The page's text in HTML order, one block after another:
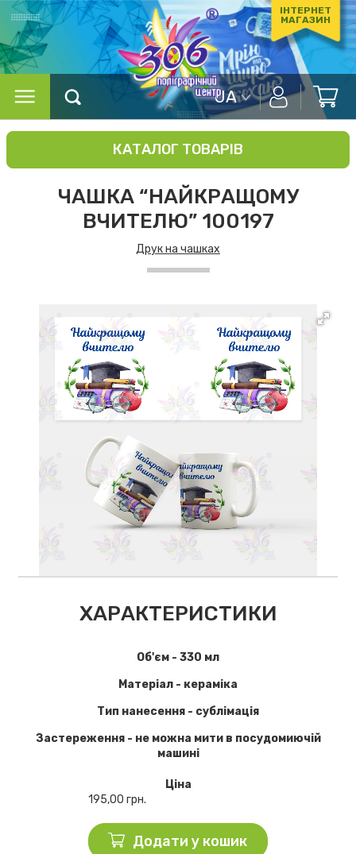
ІНТЕРНЕТ
МАГАЗИН
UA
КАТАЛОГ ТОВАРІВ
ЧАШКА “НАЙКРАЩОМУ
ВЧИТЕЛЮ” 100197
Друк на чашках
ХАРАКТЕРИСТИКИ
Об'єм - 330 мл
Матеріал - кераміка
Тип нанесення - сублімація
Застереження - не можна мити в посудомиючій
машині
Ціна
195,00 грн.
Додати у кошик